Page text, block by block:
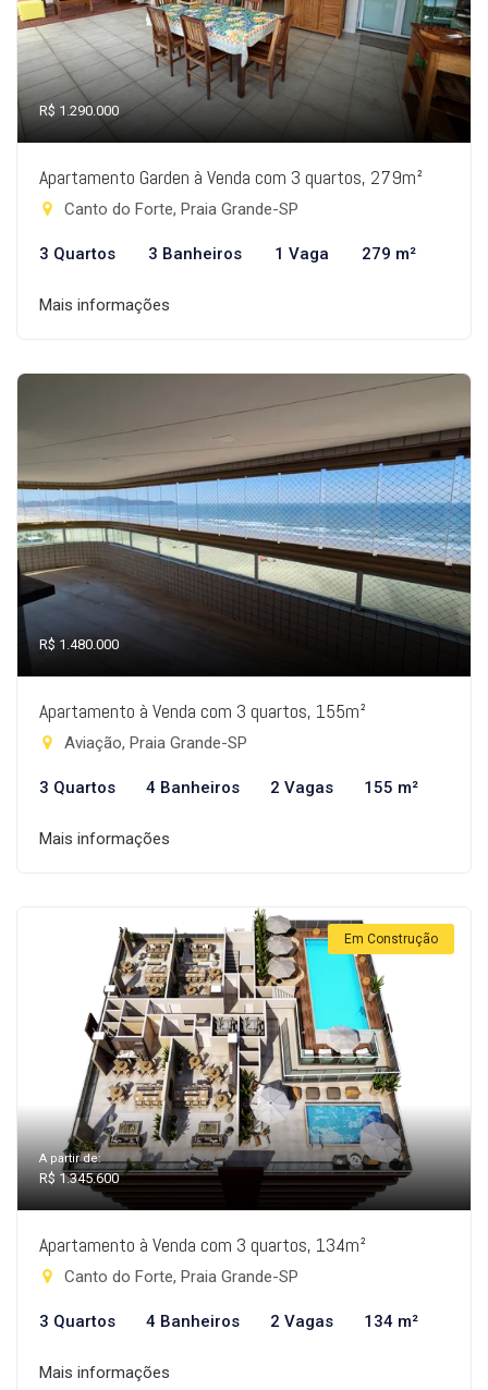
R$ 1.290.000
Apartamento Garden à Venda com 3 quartos, 279m²
Canto do Forte, Praia Grande-SP
3 Quartos 3 Banheiros 1 Vaga 279 m²
Mais informações
R$ 1.480.000
Apartamento à Venda com 3 quartos, 155m²
Aviação, Praia Grande-SP
3 Quartos 4 Banheiros 2 Vagas 155 m²
Mais informações
Em Construção
A partir de:
R$ 1.345.600
Apartamento à Venda com 3 quartos, 134m²
Canto do Forte, Praia Grande-SP
3 Quartos 4 Banheiros 2 Vagas 134 m²
Mais informações